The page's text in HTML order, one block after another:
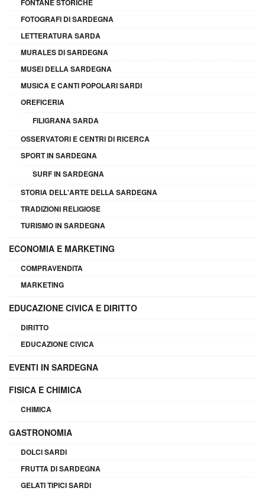
FONTANE STORICHE
FOTOGRAFI DI SARDEGNA
LETTERATURA SARDA
MURALES DI SARDEGNA
MUSEI DELLA SARDEGNA
MUSICA E CANTI POPOLARI SARDI
OREFICERIA
FILIGRANA SARDA
OSSERVATORI E CENTRI DI RICERCA
SPORT IN SARDEGNA
SURF IN SARDEGNA
STORIA DELL'ARTE DELLA SARDEGNA
TRADIZIONI RELIGIOSE
TURISMO IN SARDEGNA
ECONOMIA E MARKETING
COMPRAVENDITA
MARKETING
EDUCAZIONE CIVICA E DIRITTO
DIRITTO
EDUCAZIONE CIVICA
EVENTI IN SARDEGNA
FISICA E CHIMICA
CHIMICA
GASTRONOMIA
DOLCI SARDI
FRUTTA DI SARDEGNA
GELATI TIPICI SARDI